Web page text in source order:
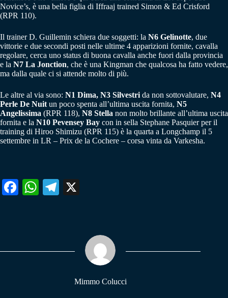
Novice’s, è una bella figlia di Iffraaj trained Simon & Ed Crisford
(RPR 110).
Il trainer D. Guillemin schiera due soggetti: la N6 Gelinotte, due
vittorie e due secondi posti nelle ultime 4 apparizioni fornite, cavalla
regolare, cerca uno status di buona cavalla anche fuori dalla provincia
e la N7 La Jonction, che è una Kingman che qualcosa ha fatto vedere,
ma dalla quale ci si attende molto di più.
Le altre al via sono: N1 Dima, N3 Silvestri da non sottovalutare, N4
Perle De Nuit un poco spenta all’ultima uscita fornita, N5
Angelissima (RPR 118), N8 Stella non molto brillante all’ultima uscita
fornita e la N10 Pevensey Bay con in sella Stephane Pasquier per il
training di Hiroo Shimizu (RPR 115) è la quarta a Longchamp il 5
settembre in LR – Prix de la Cochere – corsa vinta da Varkesha.
Fa W
pp
Te
m
Mimmo Colucci